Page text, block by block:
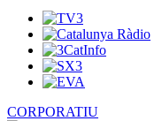
CORPORATIU